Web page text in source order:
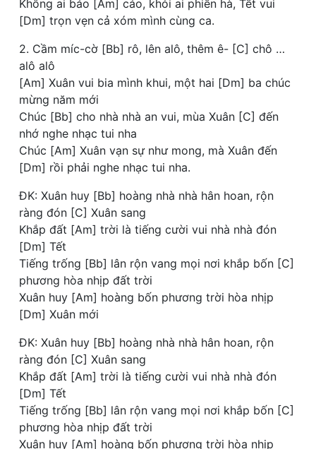
Không ai báo [Am] cáo, khỏi ai phiền hà, Tết vui
[Dm] trọn vẹn cả xóm mình cùng ca.
2. Cầm míc-cờ [Bb] rô, lên alô, thêm ê- [C] chô …
alô alô
[Am] Xuân vui bia mình khui, một hai [Dm] ba chúc
mừng năm mới
Chúc [Bb] cho nhà nhà an vui, mùa Xuân [C] đến
nhớ nghe nhạc tui nha
Chúc [Am] Xuân vạn sự như mong, mà Xuân đến
[Dm] rồi phải nghe nhạc tui nha.
ĐK: Xuân huy [Bb] hoàng nhà nhà hân hoan, rộn
ràng đón [C] Xuân sang
Khắp đất [Am] trời là tiếng cười vui nhà nhà đón
[Dm] Tết
Tiếng trống [Bb] lân rộn vang mọi nơi khắp bốn [C]
phương hòa nhịp đất trời
Xuân huy [Am] hoàng bốn phương trời hòa nhịp
[Dm] Xuân mới
ĐK: Xuân huy [Bb] hoàng nhà nhà hân hoan, rộn
ràng đón [C] Xuân sang
Khắp đất [Am] trời là tiếng cười vui nhà nhà đón
[Dm] Tết
Tiếng trống [Bb] lân rộn vang mọi nơi khắp bốn [C]
phương hòa nhịp đất trời
Xuân huy [Am] hoàng bốn phương trời hòa nhịp